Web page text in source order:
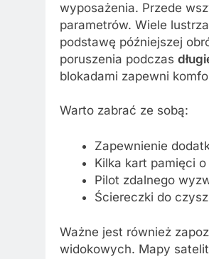
wyposażenia. Przede
parametrów. Wiele
podstawę późniejszej
poruszenia podczas
blokadami zapewni
Warto zabrać ze sobą:
Zapewnienie
Kilka kart pamięci
Pilot zdalnego
Ściereczki do
Ważne jest również
widokowych. Mapy